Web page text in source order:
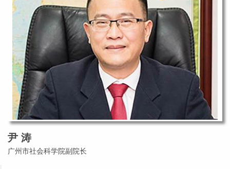
尹 涛
广州市社会科学院副院长